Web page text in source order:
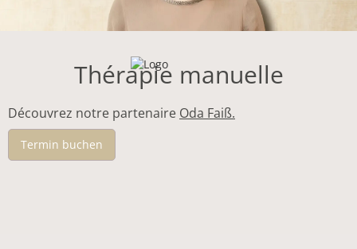
Thérapie manuelle
Découvrez notre partenaire Oda Faiß.
Termin buchen